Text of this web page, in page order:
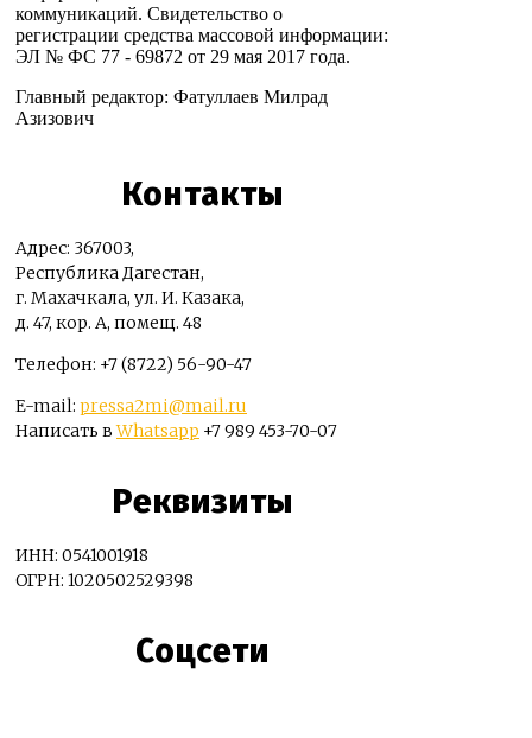
коммуникаций. Свидетельство о
регистрации средства массовой информации:
ЭЛ № ФС 77 - 69872 от 29 мая 2017 года.
Главный редактор: Фатуллаев Милрад
Азизович
Контакты
Адрес: 367003,
Республика Дагестан,
г. Махачкала, ул. И. Казака,
д. 47, кор. А, помещ. 48
Телефон: +7 (8722) 56-90-47
E-mail: pressa2mi@mail.ru
Написать вWhatsapp +7 989 453-70-07
Реквизиты
ИНН: 0541001918
ОГРН: 1020502529398
Соцсети